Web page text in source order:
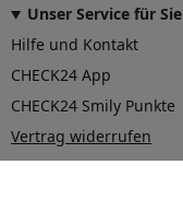
Unser Service für Sie
Hilfe und Kontakt
CHECK24 App
CHECK24 Smily Punkte
Vertrag widerrufen